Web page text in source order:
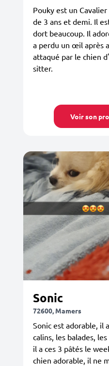
Pouky est un
de 3 ans et demi. Il
dort beaucoup. Il
a perdu un œil après
attaqué par le chien
sitter.
Voir son
Sonic
72600, Mamers
Sonic est adorable, il
calins, les balades,
il a ces 3 pâtés le
chien adorable, il ne